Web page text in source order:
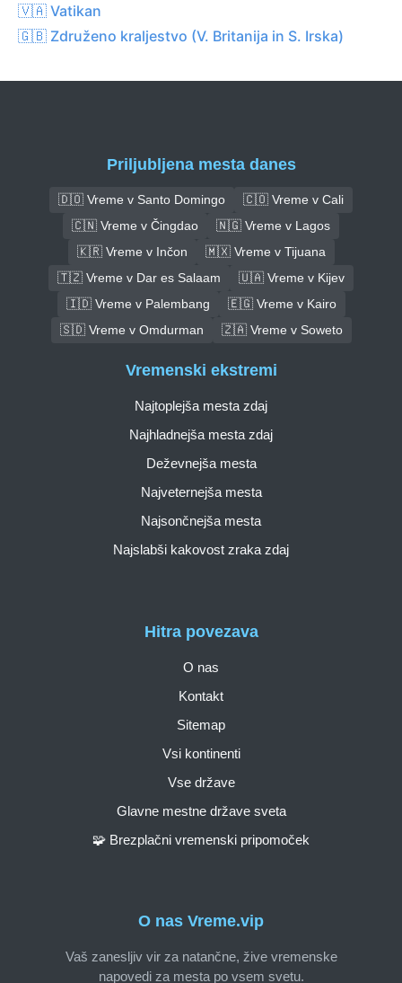
🇻🇦 Vatikan
🇬🇧 Združeno kraljestvo (V. Britanija in S. Irska)
Priljubljena mesta danes
🇩🇴 Vreme v Santo Domingo
🇨🇴 Vreme v Cali
🇨🇳 Vreme v Čingdao
🇳🇬 Vreme v Lagos
🇰🇷 Vreme v Inčon
🇲🇽 Vreme v Tijuana
🇹🇿 Vreme v Dar es Salaam
🇺🇦 Vreme v Kijev
🇮🇩 Vreme v Palembang
🇪🇬 Vreme v Kairo
🇸🇩 Vreme v Omdurman
🇿🇦 Vreme v Soweto
O nas Vreme.vip
Vaš zanesljiv vir za natančne, žive vremenske
napovedi za mesta po vsem svetu.
Hitra povezava
O nas
Kontakt
Sitemap
Vsi kontinenti
Vse države
Glavne mestne države sveta
🧩 Brezplačni vremenski pripomoček
Vremenski ekstremi
Najtoplejša mesta zdaj
Najhladnejša mesta zdaj
Deževnejša mesta
Najveternejša mesta
Najsončnejša mesta
Najslabši kakovost zraka zdaj